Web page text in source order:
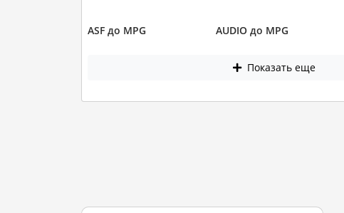
ASF до MPG AUDIO до MPG
Показать еще